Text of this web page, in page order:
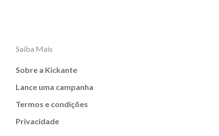
Saiba Mais
Sobre a Kickante
Lance uma campanha
Termos e condições
Privacidade